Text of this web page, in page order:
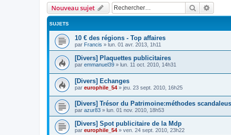
Nouveau sujet Rechercher
SUJETS
10 € des régions - Top affaires
par Francis » lun. 01 avr. 2013, 1h11
[Divers] Plaquettes publicitaires
par emmanuel39 » lun. 11 oct. 2010, 14h31
[Divers] Echanges
par europhile_54 » jeu. 23 sept. 2010, 16h25
[Divers] Trésor du Patrimoine:méthodes
par azur83 » lun. 01 nov. 2010, 18h53
[Divers] Spot publicitaire de la Mdp
par europhile_54 » ven. 24 sept. 2010, 23h22